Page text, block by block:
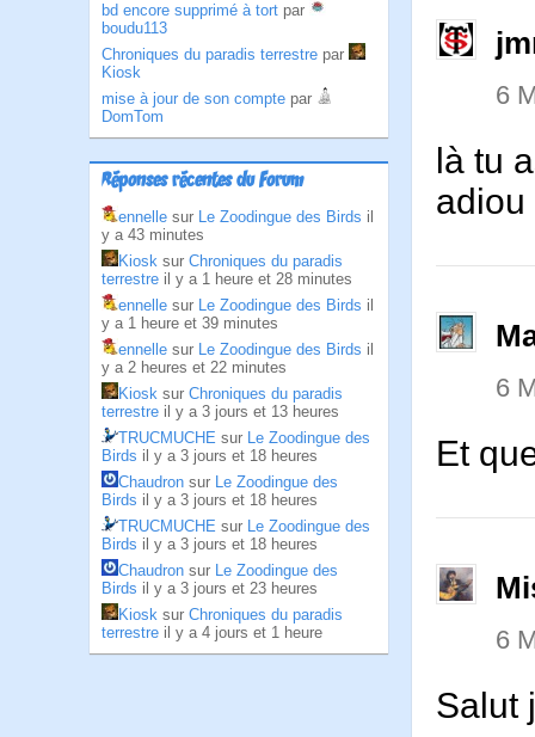
bd encore supprimé à tort par
boudu113
Chroniques du paradis terrestre par
Kiosk
mise à jour de son compte par
DomTom
Réponses récentes du Forum
ennelle sur Le Zoodingue des Birds il
y a 43 minutes
Kiosk sur Chroniques du paradis
terrestre il y a 1 heure et 28 minutes
ennelle sur Le Zoodingue des Birds il
y a 1 heure et 39 minutes
ennelle sur Le Zoodingue des Birds il
y a 2 heures et 22 minutes
Kiosk sur Chroniques du paradis
terrestre il y a 3 jours et 13 heures
TRUCMUCHE sur Le Zoodingue des
Birds il y a 3 jours et 18 heures
Chaudron sur Le Zoodingue des
Birds il y a 3 jours et 18 heures
TRUCMUCHE sur Le Zoodingue des
Birds il y a 3 jours et 18 heures
Chaudron sur Le Zoodingue des
Birds il y a 3 jours et 23 heures
Kiosk sur Chroniques du paradis
terrestre il y a 4 jours et 1 heure
6
là tu
6
Et
6
Salut